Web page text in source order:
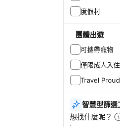
度假村
團體出遊
可攜帶寵物
僅限成人入住
Travel Proud
智慧型篩選
想找什麼呢？